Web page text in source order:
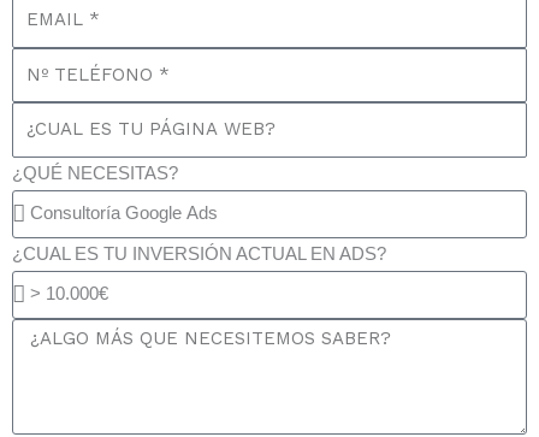
¿QUÉ NECESITAS?
¿CUAL ES TU INVERSIÓN ACTUAL EN ADS?